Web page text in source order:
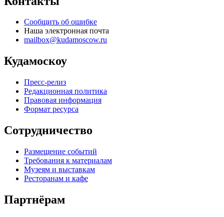
Сообщить об ошибке
Наша электронная почта
mailbox@kudamoscow.ru
Кудамоскоу
Пресс-релиз
Редакционная политика
Правовая информация
Формат ресурса
Сотрудничество
Размещение событий
Требования к материалам
Музеям и выставкам
Ресторанам и кафе
Партнёрам